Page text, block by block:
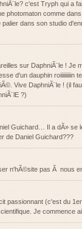
c'est Tryph qui a
comme
dans son studio
sur DaphniÃ¨le ! Je
d'un dauphin roiiiiiiiiin
Vive DaphniÃ¨le ! (il
?)
Guichard… Il a dÃ» se
de Daniel Guichard???
n'hÃ©site pas Ã nous
passionnant (c'est du
Je commence